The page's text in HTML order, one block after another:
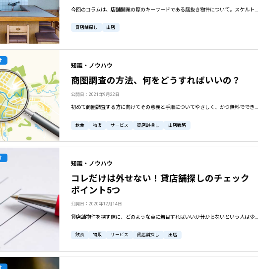
貸店舗探し 出店
知識・ノウハウ
商圏調査の方法、何をどうすればいいの？
公開日：2021年9月22日
初めて商圏調査する方に向けてその意義と手順についてやさしく、かつ無料でできる方法をお教えします。素人勘で物件を決めちゃダメ！出店可否の判断材料に物件を決める前に、しっかりした商圏調査が重要です。
飲食 物販 サービス 貸店舗探し 出店戦略
知識・ノウハウ
コレだけは外せない！貸店舗探しのチェック
ポイント5つ
公開日：2020年12月14日
飲食 物販 サービス 貸店舗探し 出店